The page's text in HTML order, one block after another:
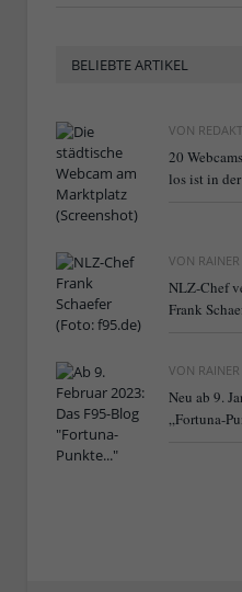
BELIEBTE ARTIKEL
VON
20
los ist in
VON
NLZ-Chef
Frank
VON
Neu ab 9.
„Fortuna-